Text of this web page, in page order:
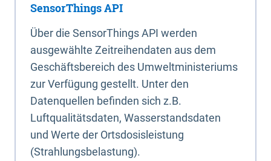
SensorThings API
Über die SensorThings API werden
ausgewählte Zeitreihendaten aus dem
Geschäftsbereich des Umweltministeriums
zur Verfügung gestellt. Unter den
Datenquellen befinden sich z.B.
Luftqualitätsdaten, Wasserstandsdaten
und Werte der Ortsdosisleistung
(Strahlungsbelastung).